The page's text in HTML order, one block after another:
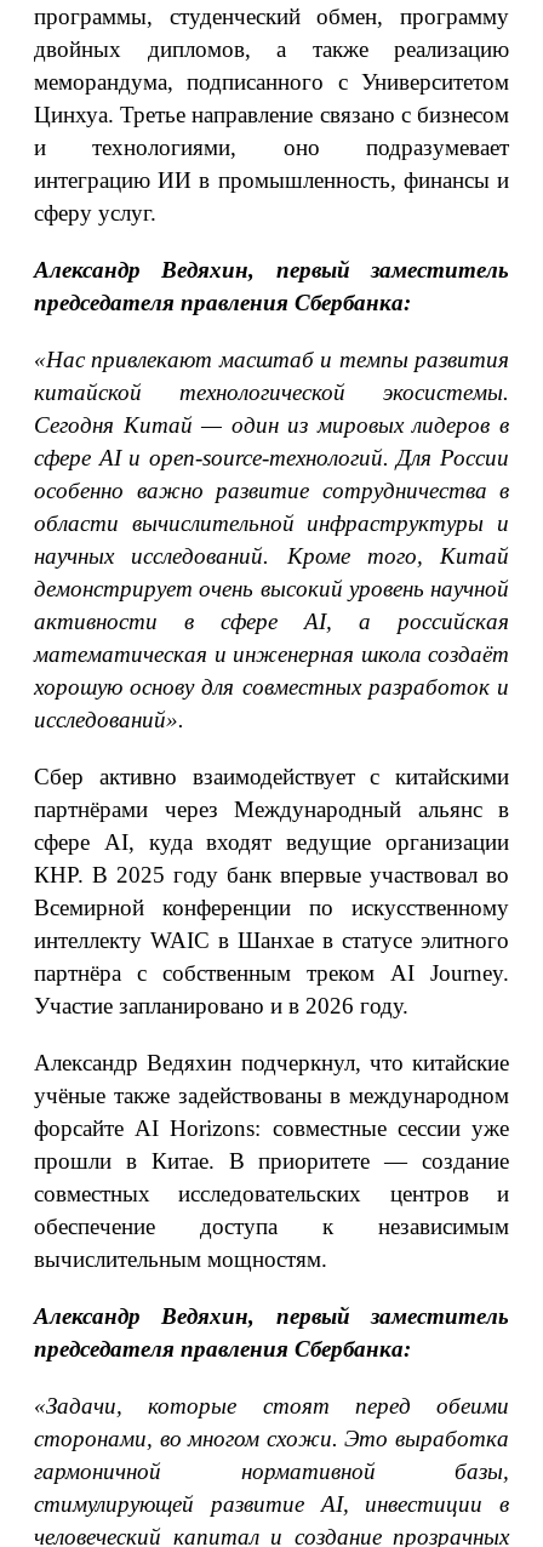
программы, студенческий обмен, программу
двойных дипломов, а также реализацию
меморандума, подписанного с Университетом
Цинхуа. Третье направление связано с бизнесом
и технологиями, оно подразумевает
интеграцию ИИ в промышленность, финансы и
сферу услуг.
Александр Ведяхин, первый заместитель
председателя правления Сбербанка:
«Нас привлекают масштаб и темпы развития
китайской технологической экосистемы.
Сегодня Китай — один из мировых лидеров в
сфере AI и open-source-технологий. Для России
особенно важно развитие сотрудничества в
области вычислительной инфраструктуры и
научных исследований. Кроме того, Китай
демонстрирует очень высокий уровень научной
активности в сфере AI, а российская
математическая и инженерная школа создаёт
хорошую основу для совместных разработок и
исследований».
Сбер активно взаимодействует с китайскими
партнёрами через Международный альянс в
сфере AI, куда входят ведущие организации
КНР. В 2025 году банк впервые участвовал во
Всемирной конференции по искусственному
интеллекту WAIC в Шанхае в статусе элитного
партнёра с собственным треком AI Journey.
Участие запланировано и в 2026 году.
Александр Ведяхин подчеркнул, что китайские
учёные также задействованы в международном
форсайте AI Horizons: совместные сессии уже
прошли в Китае. В приоритете — создание
совместных исследовательских центров и
обеспечение доступа к независимым
вычислительным мощностям.
Александр Ведяхин, первый заместитель
председателя правления Сбербанка:
«Задачи, которые стоят перед обеими
сторонами, во многом схожи. Это выработка
гармоничной нормативной базы,
стимулирующей развитие AI, инвестиции в
человеческий капитал и создание прозрачных